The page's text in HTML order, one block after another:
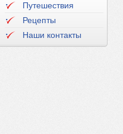
Путешествия
Рецепты
Наши контакты